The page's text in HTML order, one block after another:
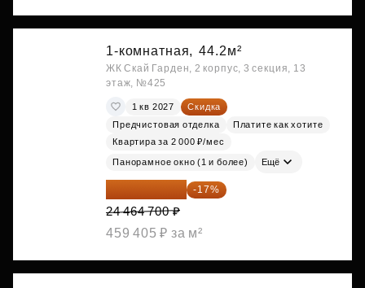
1-комнатная, 44.2м²
ЖК Скай Гарден, 2 корпус, 3 секция, 13
этаж, №425
1 кв 2027
Скидка
Предчистовая отделка
Платите как хотите
Квартира за 2 000 ₽/мес
Панорамное окно (1 и более) Ещё
20 305 701 ₽ -17%
24 464 700 ₽
459 405 ₽ за м²